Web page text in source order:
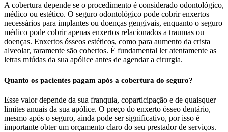
A cobertura depende se o procedimento é considerado odontológico,
médico ou estético. O seguro odontológico pode cobrir enxertos
necessários para implantes ou doenças gengivais, enquanto o seguro
médico pode cobrir apenas enxertos relacionados a traumas ou
doenças. Enxertos ósseos estéticos, como para aumento da crista
alveolar, raramente são cobertos. É fundamental ler atentamente as
letras miúdas da sua apólice antes de agendar a cirurgia.
Quanto os pacientes pagam após a cobertura do seguro?
Esse valor depende da sua franquia, coparticipação e de quaisquer
limites anuais da sua apólice. O preço do enxerto ósseo dentário,
mesmo após o seguro, ainda pode ser significativo, por isso é
importante obter um orçamento claro do seu prestador de serviços.